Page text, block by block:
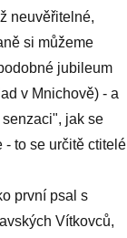
neuvěřitelné,
si můžeme
jubileum
v Mnichově) - a
jak se
- to se určitě ctitelé
první psal s
Vítkovců,